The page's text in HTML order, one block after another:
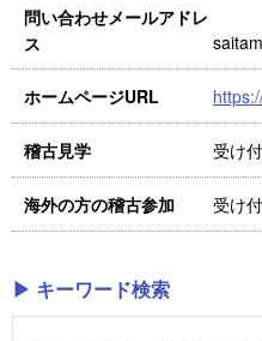
問い合わせメールアドレ
ス
ホームページURL
稽古見学 受け
海外の方の稽古参加 受け
▶ キーワード検索